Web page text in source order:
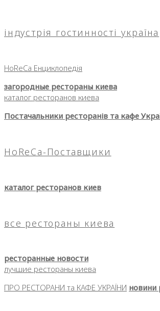
індустрія гостинності україна
HoReCa Енциклопедія
загородные рестораны киева
каталог ресторанов киева
Постачальники ресторанів та кафе
HoReCa-Поставщики
каталог ресторанов киев
все рестораны киева
ресторанные новости
лучшие рестораны киева
ПРО РЕСТОРАНИ та КАФЕ УКРАЇНИ новини